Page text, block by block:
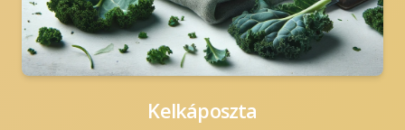
Kelkáposzta